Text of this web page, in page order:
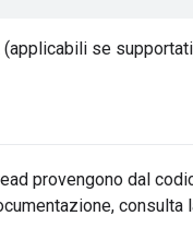
se
provengono dal
consulta